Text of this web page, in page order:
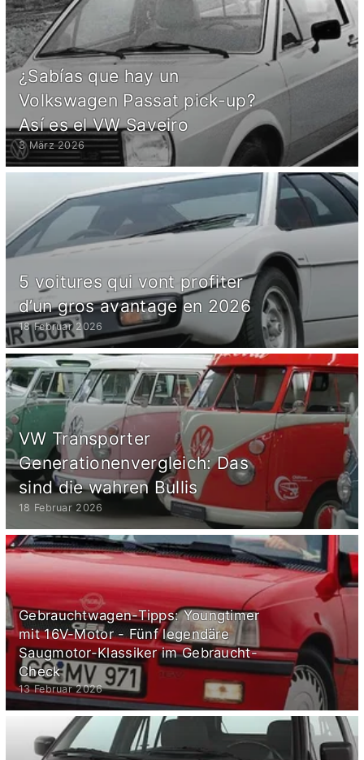
¿Sabías que hay un
Volkswagen Passat pick-up?
Así es el VW Saveiro
3 März 2026
5 voitures qui vont profiter
d’un gros avantage en 2026
18 Februar 2026
VW Transporter
Generationenvergleich: Das
sind die wahren Bullis
18 Februar 2026
Gebrauchtwagen-Tipps: Youngtimer
mit 16V-Motor - Fünf legendäre
Saugmotor-Klassiker im Gebraucht-
Check
13 Februar 2026